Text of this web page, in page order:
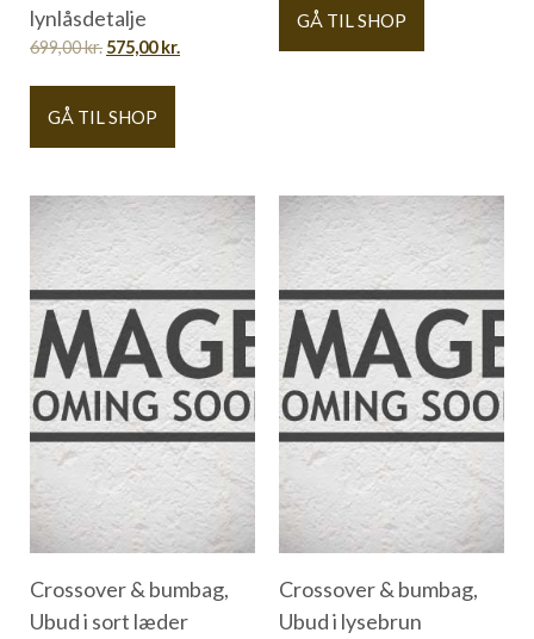
lynlåsdetalje
699,00kr. 575,00kr.
GÅ TIL SHOP
GÅ TIL SHOP
Crossover & bumbag,
Ubud i sort læder
Crossover & bumbag,
Ubud i lysebrun